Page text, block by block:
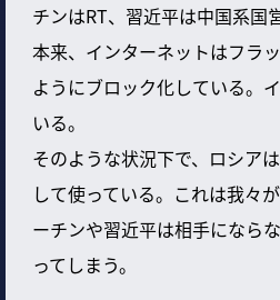
チンはRT、習近平は中国系国
本来、インターネットはフラ
ようにブロック化している。
いる。
そのような状況下で、ロシア
して使っている。これは我々
ーチンや習近平は相手になら
ってしまう。